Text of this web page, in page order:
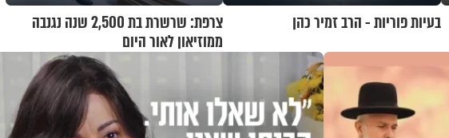
בעיות פוריות - הרב זמיר כהן
צרפת: שרשרת בת 2,500 שנה נגנבה
ממוזיאון לאור היום